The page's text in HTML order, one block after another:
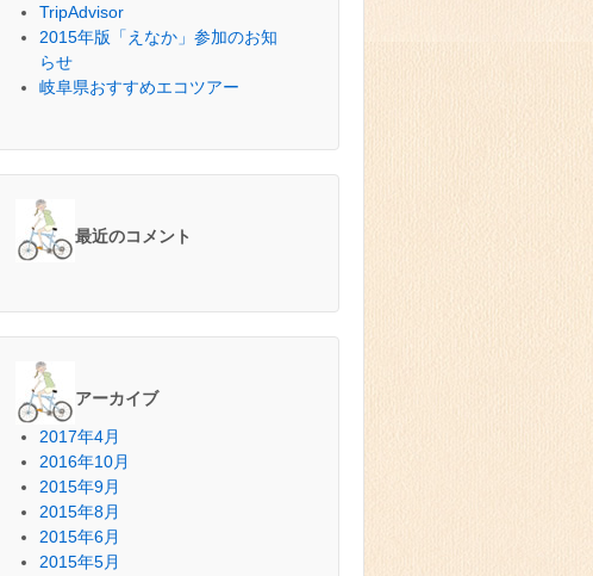
TripAdvisor
2015年版「えなか」参加のお知
らせ
岐阜県おすすめエコツアー
最近のコメント
アーカイブ
2017年4月
2016年10月
2015年9月
2015年8月
2015年6月
2015年5月